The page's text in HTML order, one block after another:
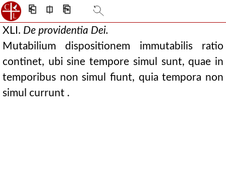
⎗ ⎅ ⎘
XLI. De providentia Dei.
Mutabilium dispositionem immutabilis ratio
continet, ubi sine tempore simul sunt, quae in
temporibus non simul fiunt, quia tempora non
simul currunt .